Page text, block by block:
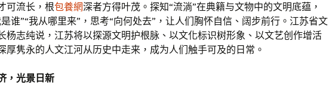
可流长，根包養網深者方得叶茂。探知“流淌”在典籍与文物中的文明底蕴，
是谁”“我从哪里来”，思考“向何处去”，让人们胸怀自信、阔步前行。江苏省文
杨志纯说，江苏将以探源文明护根脉、以文化标识树形象、以文艺创作增活
厚隽永的人文江河从历史中走来，成为人们触手可及的日常。
，光景日新